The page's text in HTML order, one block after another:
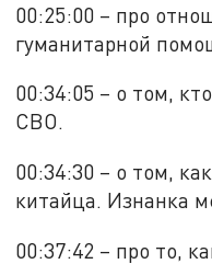
00:25:00 – про
гуманитарной
00:34:05 – о том,
СВО.
00:34:30 – о том,
китайца. Изнанка
00:37:42 – про то,